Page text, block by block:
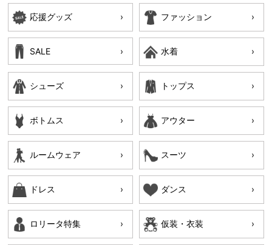
応援グッズ ファッション
SALE 水着
シューズ トップス
ボトムス アウター
ルームウェア スーツ
ドレス ダンス
ロリータ特集 仮装・衣装